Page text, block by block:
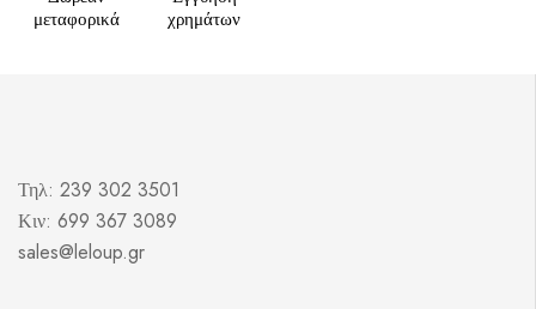
μεταφορικά
χρημάτων
Τηλ: 239 302 3501
Κιν: 699 367 3089
sales@leloup.gr